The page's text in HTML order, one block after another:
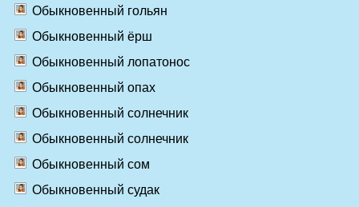
Обыкновенный гольян
Обыкновенный ёрш
Обыкновенный лопатонос
Обыкновенный опах
Обыкновенный солнечник
Обыкновенный солнечник
Обыкновенный сом
Обыкновенный судак